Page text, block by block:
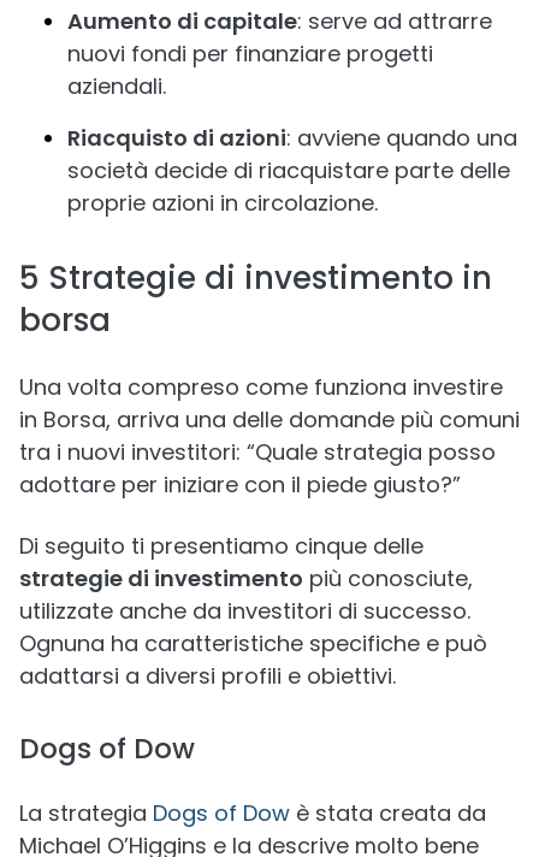
Aumento di capitale: serve ad attrarre
nuovi fondi per finanziare progetti
aziendali.
Riacquisto di azioni: avviene quando una
società decide di riacquistare parte delle
proprie azioni in circolazione.
5 Strategie di investimento in
borsa
Una volta compreso come funziona investire
in Borsa, arriva una delle domande più comuni
tra i nuovi investitori: “Quale strategia posso
adottare per iniziare con il piede giusto?”
Di seguito ti presentiamo cinque delle
strategie di investimento più conosciute,
utilizzate anche da investitori di successo.
Ognuna ha caratteristiche specifiche e può
adattarsi a diversi profili e obiettivi.
Dogs of Dow
La strategia Dogs of Dow è stata creata da
Michael O’Higgins e la descrive molto bene